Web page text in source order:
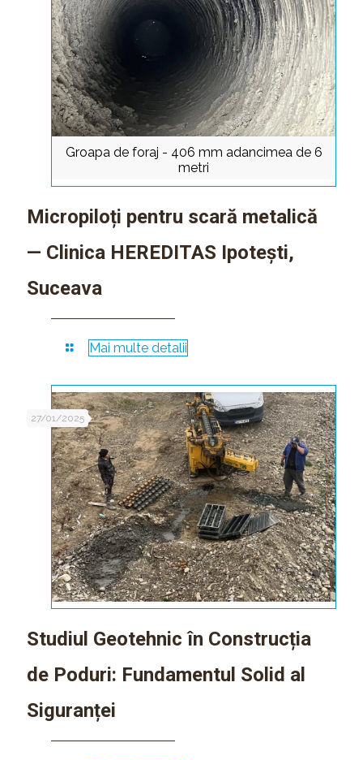
Groapa de foraj - 406 mm adancimea de 6
metri
Micropiloți pentru scară metalică
— Clinica HEREDITAS Ipotești,
Suceava
Mai multe detalii
27/01/2025
Studiul Geotehnic în Construcția
de Poduri: Fundamentul Solid al
Siguranței